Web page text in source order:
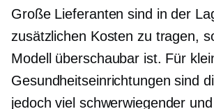
Große Lieferanten sind in der
zusätzlichen Kosten zu tragen,
Modell überschaubar ist. Für
Gesundheitseinrichtungen sind
jedoch viel schwerwiegender